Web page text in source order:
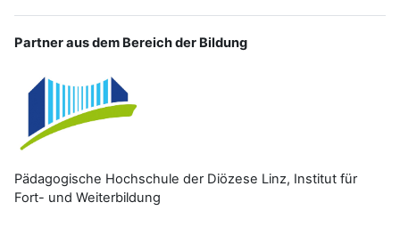
Partner aus dem Bereich der Bildung
Pädagogische Hochschule der Diözese Linz, Institut für
Fort- und Weiterbildung